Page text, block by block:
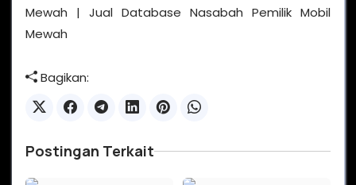
Mewah | Jual Database Nasabah Pemilik Mobil
Mewah
Bagikan:
Postingan Terkait